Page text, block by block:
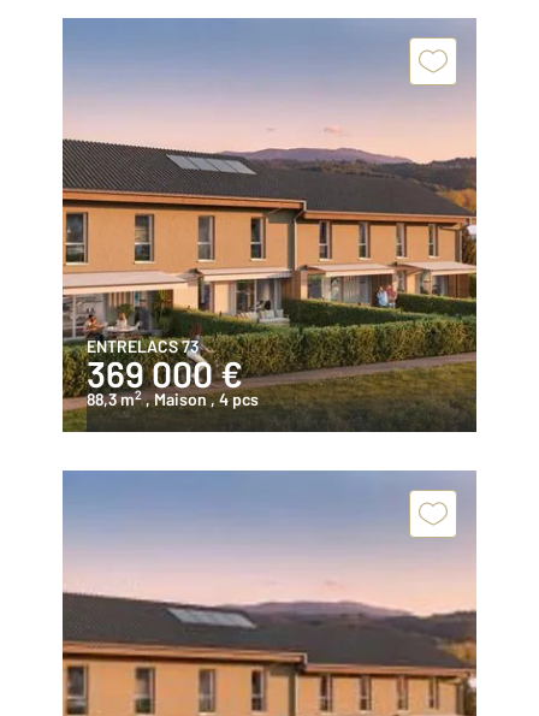
ENTRELACS 73
369 000 €
88,3 m2 , Maison, 4 pcs